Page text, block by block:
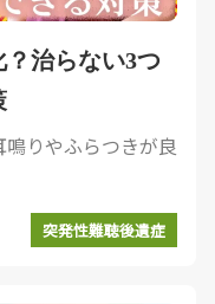
治らない3つ
りやふらつきが良
突発性難聴後遺症